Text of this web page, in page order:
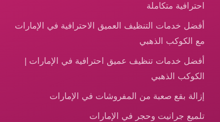
احترافية متكاملة
أفضل خدمات التنظيف العميق الاحترافية في الإمارات
مع الكوكب الذهبي
أفضل خدمات تنظيف عميق احترافية في الإمارات |
الكوكب الذهبي
إزالة بقع صعبة من المفروشات في الإمارات
تلميع جرانيت وحجر في الإمارات